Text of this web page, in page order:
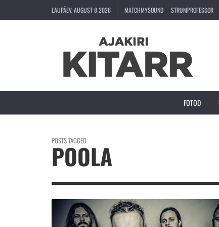
LAUPÄEV, AUGUST 8 2026 MATCHMYSOUND STRUMPROFESSOR
FOTOD
POSTS TAGGED
POOLA